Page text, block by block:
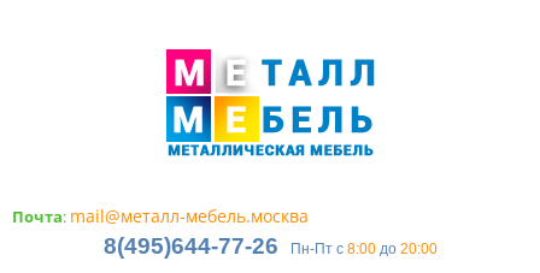
Почта: mail@металл-мебель.москва
8(495)644-77-26 Пн-Пт с 8:00 до 20:00